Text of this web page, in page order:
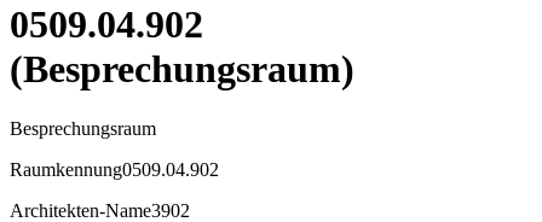
0509.04.902
(Besprechungsraum)
Besprechungsraum
Raumkennung0509.04.902
Architekten-Name3902